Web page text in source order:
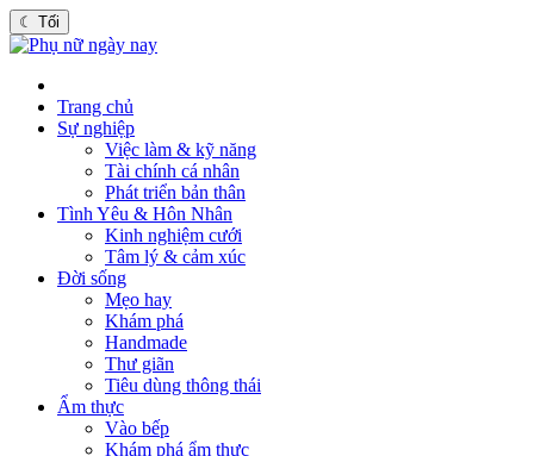
☾ Tối
Trang chủ
Sự nghiệp
Việc làm & kỹ năng
Tài chính cá nhân
Phát triển bản thân
Tình Yêu & Hôn Nhân
Kinh nghiệm cưới
Tâm lý & cảm xúc
Đời sống
Mẹo hay
Khám phá
Handmade
Thư giãn
Tiêu dùng thông thái
Ẩm thực
Vào bếp
Khám phá ẩm thực